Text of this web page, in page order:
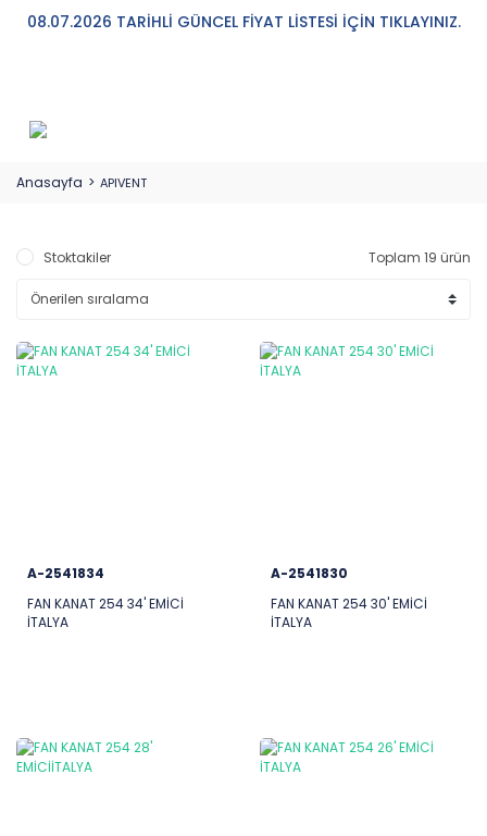
08.07.2026 TARİHLİ GÜNCEL FİYAT LİSTESİ İÇİN TIKLAYINIZ.
Anasayfa APIVENT
Stoktakiler Toplam 19 ürün
A-2541834
FAN KANAT 254 34' EMİCİ
İTALYA
A-2541830
FAN KANAT 254 30' EMİCİ
İTALYA